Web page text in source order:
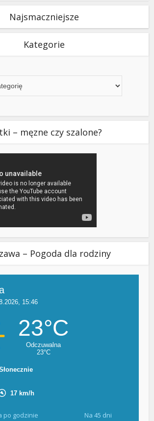
Najsmaczniejsze
Kategorie
– męzne czy szalone?
– Pogoda dla rodziny
po godzinie Na 45 dni